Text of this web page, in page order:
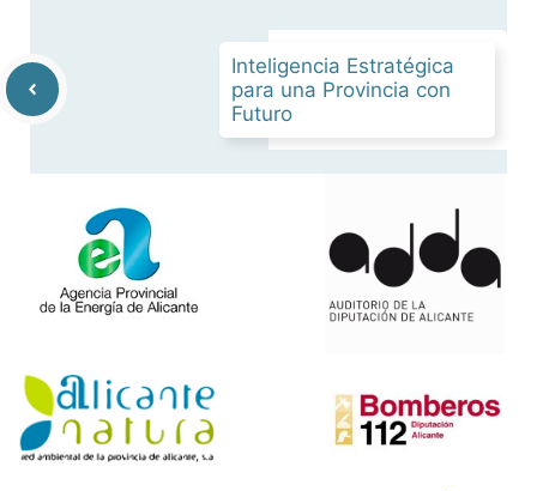
Inteligencia Estratégica
para una Provincia con
Futuro